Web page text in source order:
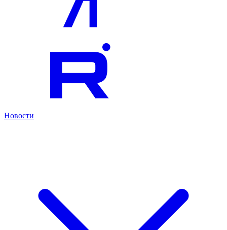
Новости